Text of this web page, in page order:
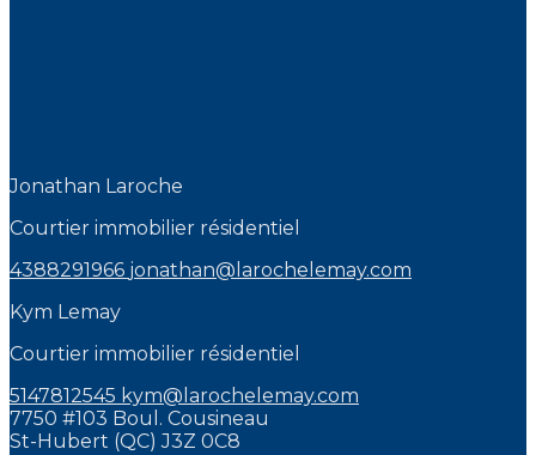
Jonathan Laroche
Courtier immobilier résidentiel
4388291966 jonathan@larochelemay.com
Kym Lemay
Courtier immobilier résidentiel
5147812545 kym@larochelemay.com
7750 #103 Boul. Cousineau
St-Hubert (QC) J3Z 0C8